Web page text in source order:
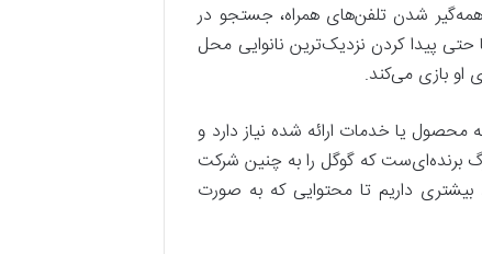
شدن تلفن‌های همراه، جستجو در
پیدا کردن نزدیک‌ترین نانوایی محل
بازی می‌کند.
یا خدمات ارائه شده نیاز دارد و
برنده‌ای‌ست که گوگل را به چنین شرکت
داریم تا محتوایی که به صورت